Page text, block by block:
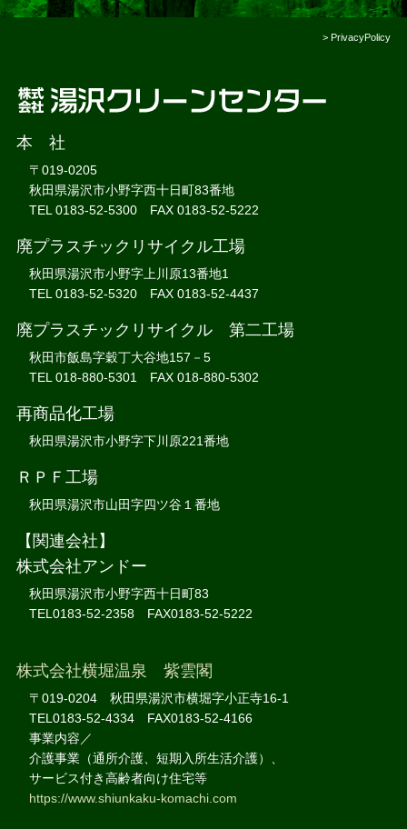
>PrivacyPolicy
本 社
〒019-0205
秋田県湯沢市小野字西十日町83番地
TEL 0183-52-5300 FAX 0183-52-5222
廃プラスチックリサイクル工場
秋田県湯沢市小野字上川原13番地1
TEL 0183-52-5320 FAX 0183-52-4437
廃プラスチックリサイクル 第二工場
秋田市飯島字穀丁大谷地157－5
TEL 018-880-5301 FAX 018-880-5302
再商品化工場
秋田県湯沢市小野字下川原221番地
ＲＰＦ工場
秋田県湯沢市山田字四ツ谷１番地
【関連会社】
株式会社アンドー
秋田県湯沢市小野字西十日町83
TEL0183-52-2358 FAX0183-52-5222
株式会社横堀温泉 紫雲閣
〒019-0204 秋田県湯沢市横堀字小正寺16-1
TEL0183-52-4334 FAX0183-52-4166
事業内容／
介護事業（通所介護、短期入所生活介護）、
サービス付き高齢者向け住宅等
https://www.shiunkaku-komachi.com